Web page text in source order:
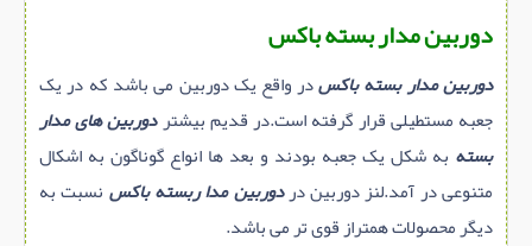
دوربین مدار بسته باکس
دوربین مدار بسته باکسدر واقع یک دوربین می باشد که در یک
جعبه مستطیلی قرار گرفته است.در قدیم بیشتردوربین های مدار
بسته به شکل یک جعبه بودند و بعد ها انواع گوناگون به اشکال
متنوعی در آمد.لنز دوربین دردوربین مدا ربسته باکس نسبت به
دیگر محصولات همتراز قوی تر می باشد.